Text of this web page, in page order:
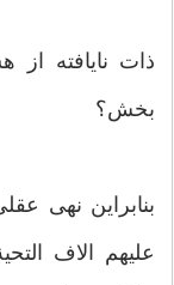
ذات نایافته
بخش؟
بنابراین نهی
علیهم الاف